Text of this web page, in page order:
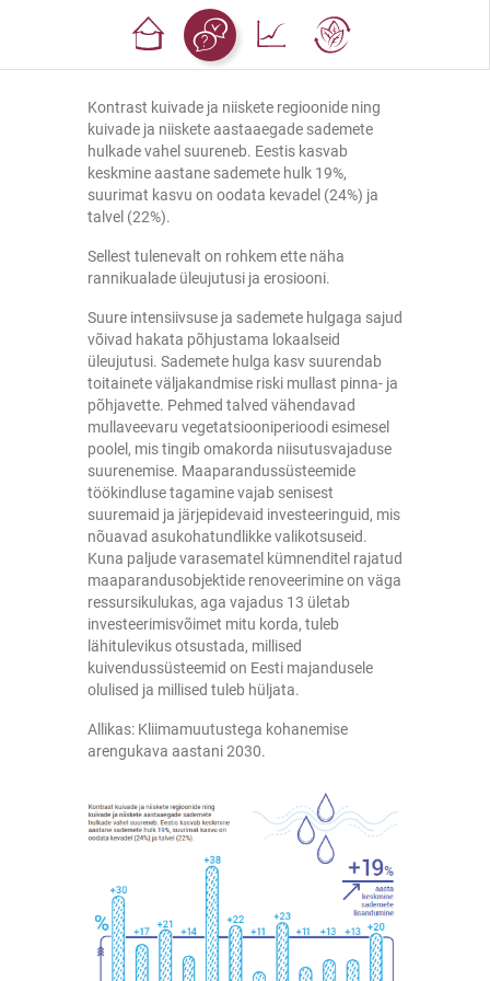
Kontrast kuivade ja niiskete regioonide ning
kuivade ja niiskete aastaaegade sademete
hulkade vahel suureneb. Eestis kasvab
keskmine aastane sademete hulk 19%,
suurimat kasvu on oodata kevadel (24%) ja
talvel (22%).
Sellest tulenevalt on rohkem ette näha
rannikualade üleujutusi ja erosiooni.
Suure intensiivsuse ja sademete hulgaga sajud
võivad hakata põhjustama lokaalseid
üleujutusi. Sademete hulga kasv suurendab
toitainete väljakandmise riski mullast pinna- ja
põhjavette. Pehmed talved vähendavad
mullaveevaru vegetatsiooniperioodi esimesel
poolel, mis tingib omakorda niisutusvajaduse
suurenemise. Maaparandussüsteemide
töökindluse tagamine vajab senisest
suuremaid ja järjepidevaid investeeringuid, mis
nõuavad asukohatundlikke valikotsuseid.
Kuna paljude varasematel kümnenditel rajatud
maaparandusobjektide renoveerimine on väga
ressursikulukas, aga vajadus 13 ületab
investeerimisvõimet mitu korda, tuleb
lähitulevikus otsustada, millised
kuivendussüsteemid on Eesti majandusele
olulised ja millised tuleb hüljata.
Allikas: Kliimamuutustega kohanemise
arengukava aastani 2030.